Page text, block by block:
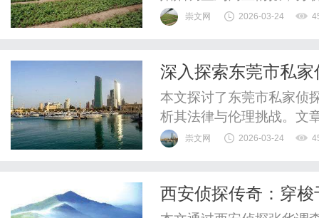
的未来趋势，强调合规与
崇文网 2026-03-24
深入探索东莞市私
本文探讨了东莞市私家侦
析其法律与伦理挑战。文
私争议，呼吁规范化发展
崇文网 2026-03-24
西安侦探传奇：穿